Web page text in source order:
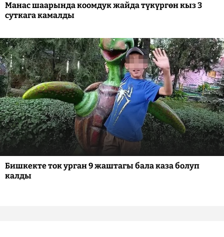
Манас шаарында коомдук жайда түкүргөн кыз 3
суткага камалды
Бишкекте ток урган 9 жаштагы бала каза болуп
калды